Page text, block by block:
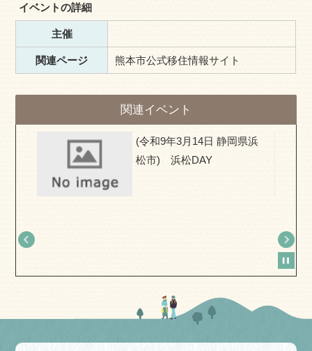
イベントの詳細
主催
関連ページ 熊本市公式移住情報サイト
関連イベント
(令和9年3月14日 静岡県浜
松市) 浜松DAY